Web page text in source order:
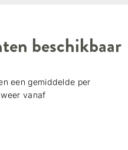
beschikbaar
een gemiddelde per
vanaf